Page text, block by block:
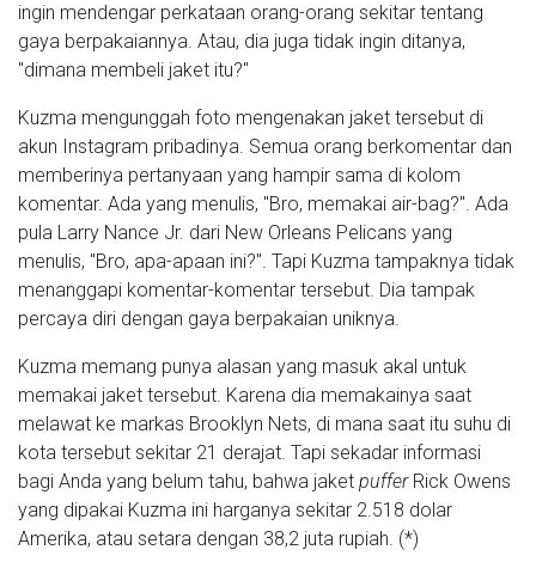
ingin mendengar perkataan orang-orang sekitar tentang
gaya berpakaiannya. Atau, dia juga tidak ingin ditanya,
"dimana membeli jaket itu?"
Kuzma mengunggah foto mengenakan jaket tersebut di
akun Instagram pribadinya. Semua orang berkomentar dan
memberinya pertanyaan yang hampir sama di kolom
komentar. Ada yang menulis, "Bro, memakai air-bag?". Ada
pula Larry Nance Jr. dari New Orleans Pelicans yang
menulis, "Bro, apa-apaan ini?". Tapi Kuzma tampaknya tidak
menanggapi komentar-komentar tersebut. Dia tampak
percaya diri dengan gaya berpakaian uniknya.
Kuzma memang punya alasan yang masuk akal untuk
memakai jaket tersebut. Karena dia memakainya saat
melawat ke markas Brooklyn Nets, di mana saat itu suhu di
kota tersebut sekitar 21 derajat. Tapi sekadar informasi
bagi Anda yang belum tahu, bahwa jaket puffer Rick Owens
yang dipakai Kuzma ini harganya sekitar 2.518 dolar
Amerika, atau setara dengan 38,2 juta rupiah. (*)